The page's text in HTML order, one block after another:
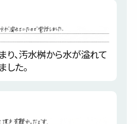
り、汚水桝から水が溢れて
した。